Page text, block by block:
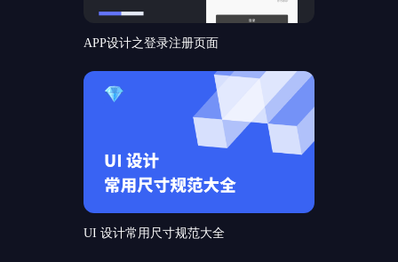
APP设计之登录注册页面
UI 设计常用尺寸规范大全